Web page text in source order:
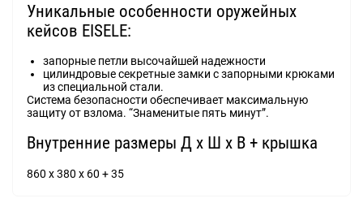
Уникальные особенности оружейных
кейсов EISELE:
запорные петли высочайшей надежности
цилиндровые секретные замки с запорными крюками
из специальной стали.
Система безопасности обеспечивает максимальную
защиту от взлома. “Знаменитые пять минут”.
Внутренние размеры Д x Ш x В + крышка
860 x 380 x 60 + 35